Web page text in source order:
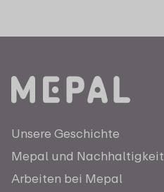
Unsere Geschichte
Mepal und Nachhaltigkeit
Arbeiten bei Mepal